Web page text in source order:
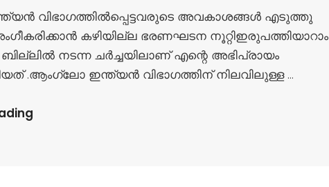
വിഭാഗത്തിൽപ്പെട്ടവരുടെ അവകാശങ്ങൾ എടുത്തു
കഴിയില്ല ഭരണഘടന നൂറ്റിഇരുപത്തിയാറാം
ബില്ലിൽ നടന്ന ചർച്ചയിലാണ് എന്റെ അഭിപ്രായം
.ആംഗ്ലോ ഇന്ത്യൻ വിഭാഗത്തിന് നിലവിലുള്ള …